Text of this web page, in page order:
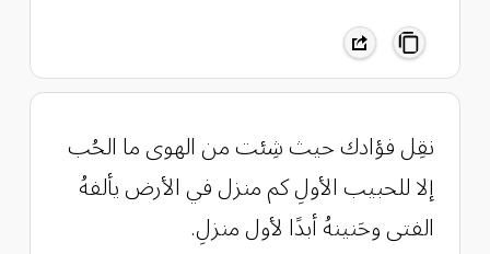
​نقِل فؤادك حيث شِئت من الهوى ما الحُب
إلا للحبيب الأولِ كم منزل في الأرض يألفهُ
الفتى وحَنينهُ أبدًا لأول منزلِ.